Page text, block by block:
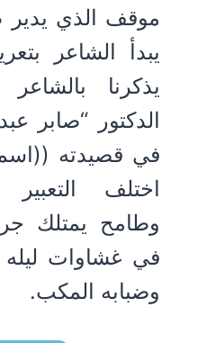
موقف الذي يدير
يبدأ الشاعر
يذكرنا بالشاعر
الدكتور “صابر
في قصيدته
اختلف
وطامح يمتلك
في غشاوات ليله
وضبابه المكب.